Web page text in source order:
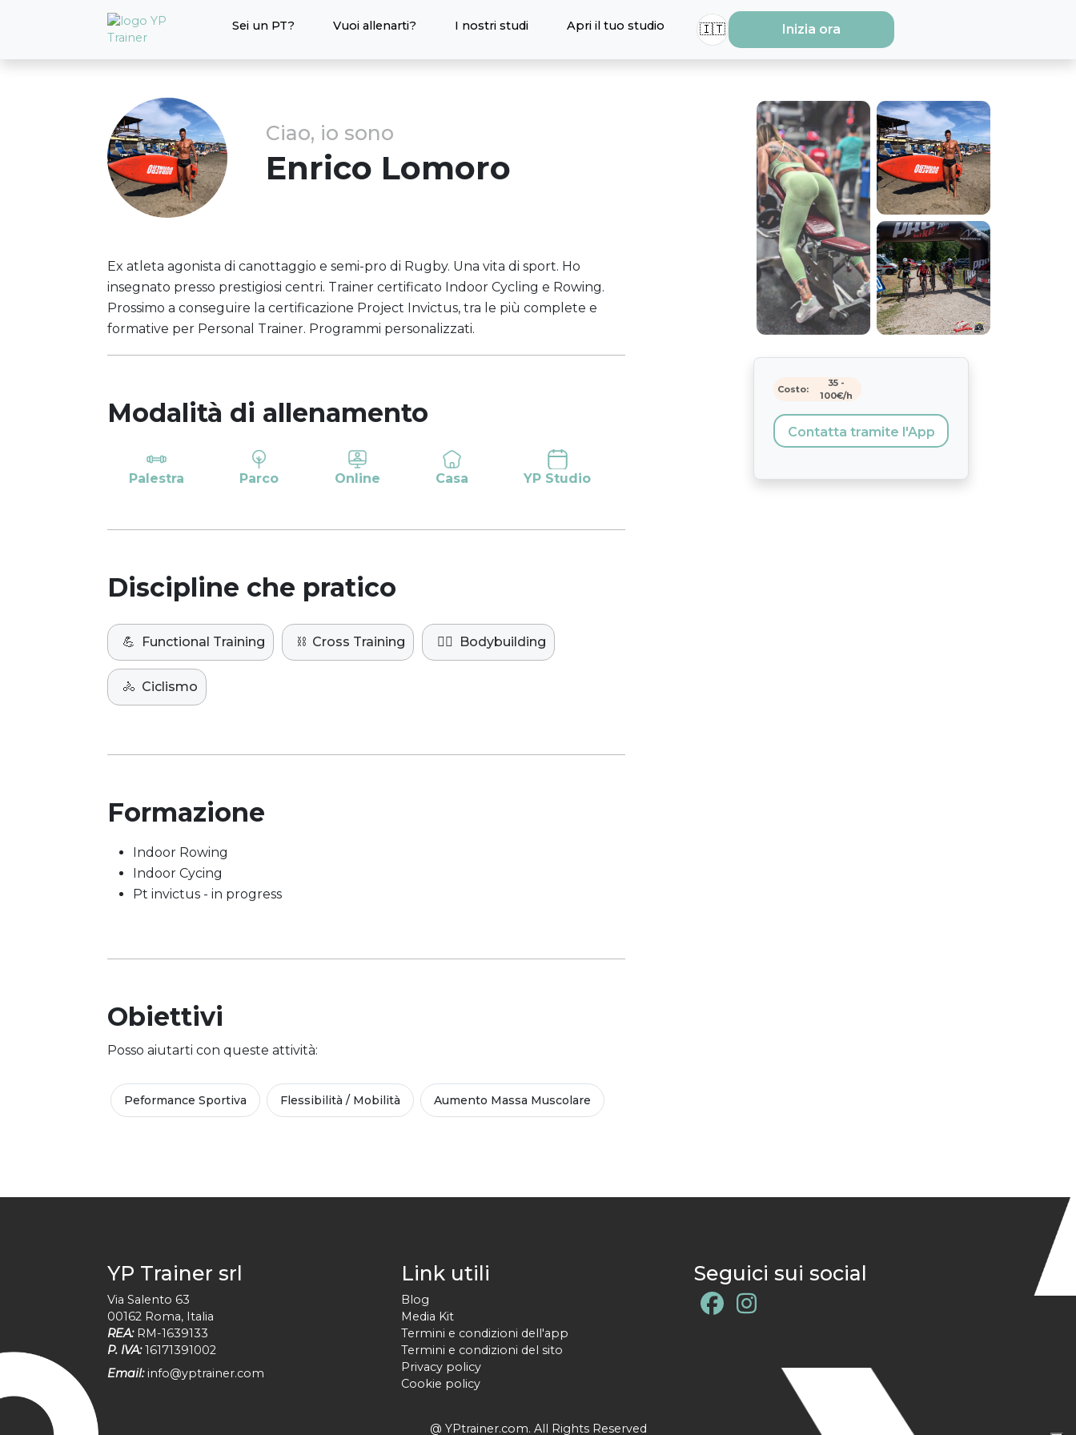
Sei un PT? Vuoi allenarti? I nostri studi Apri il tuo studio 🇮🇹 Inizia ora
Ciao, io sono
Enrico Lomoro
Ex atleta agonista di canottaggio e semi-pro di Rugby. Una vita di sport. Ho
insegnato presso prestigiosi centri. Trainer certificato Indoor Cycling e Rowing.
Prossimo a conseguire la certificazione Project Invictus, tra le più complete e
formative per Personal Trainer. Programmi personalizzati.
Modalità di allenamento
Palestra Parco Online Casa YP Studio
Discipline che pratico
💪 Functional Training ⛓️ Cross Training 🏋️‍♀️ Bodybuilding
🚴 Ciclismo
Formazione
Indoor Rowing
Indoor Cycing
Pt invictus - in progress
Obiettivi
Posso aiutarti con queste attività:
Peformance Sportiva Flessibilità / Mobilità Aumento Massa Muscolare
Costo:
35-
100€/h
Contatta tramite l'App
YP Trainer srl
Via Salento 63
00162 Roma, Italia
REA: RM-1639133
P. IVA: 16171391002
Email: info@yptrainer.com
Link utili
Blog
Media Kit
Termini e condizioni dell'app
Termini e condizioni del sito
Privacy policy
Cookie policy
Seguici sui social
@ YPtrainer.com. All Rights Reserved